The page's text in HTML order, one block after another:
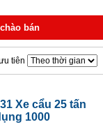
bán
tiên
Xe cẩu 25 tấn
1000